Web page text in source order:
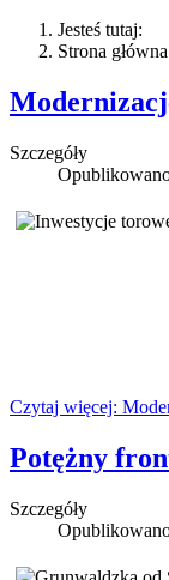
Jesteś tutaj:
Strona główna
Szczegóły
Czytaj więcej:
Potężny
Szczegóły